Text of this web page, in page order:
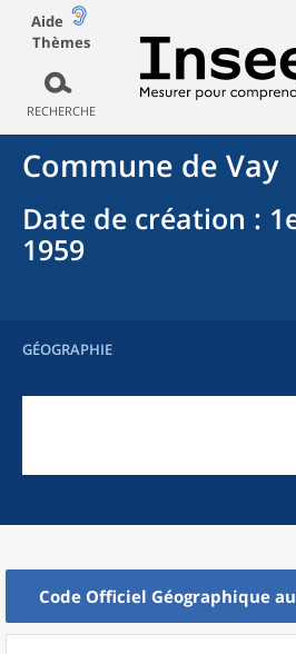
Aide
Thèmes
RECHERCHE
Commune de Vay
Date de création :
1959
GÉOGRAPHIE
Code Officiel Géographique